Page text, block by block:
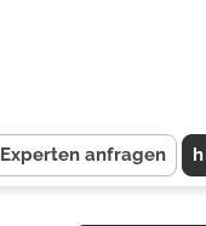
Experten anfragen